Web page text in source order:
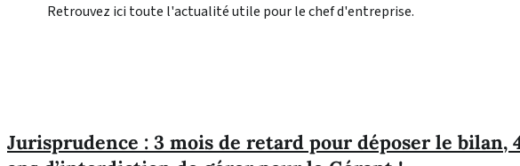
Retrouvez ici toute l'actualité utile pour le chef d'entreprise.
Jurisprudence : 3 mois de retard pour déposer le bilan,